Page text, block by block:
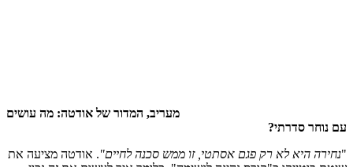
מעריב, המדור של אודטה: מה עושים
עם נוחר סדרתי?
"נחירה היא לא רק פגם אסתטי, זו ממש סכנה לחיים". אודטה מציעה את